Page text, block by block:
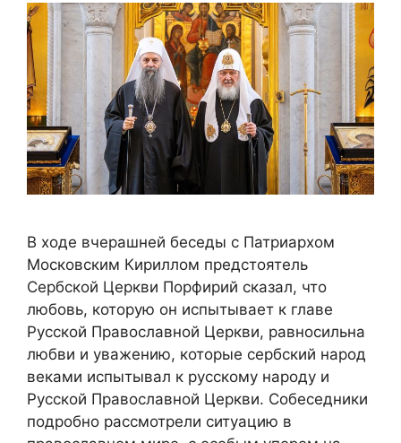
В ходе вчерашней беседы с Патриархом
Московским Кириллом предстоятель
Сербской Церкви Порфирий сказал, что
любовь, которую он испытывает к главе
Русской Православной Церкви, равносильна
любви и уважению, которые сербский народ
веками испытывал к русскому народу и
Русской Православной Церкви. Собеседники
подробно рассмотрели ситуацию в